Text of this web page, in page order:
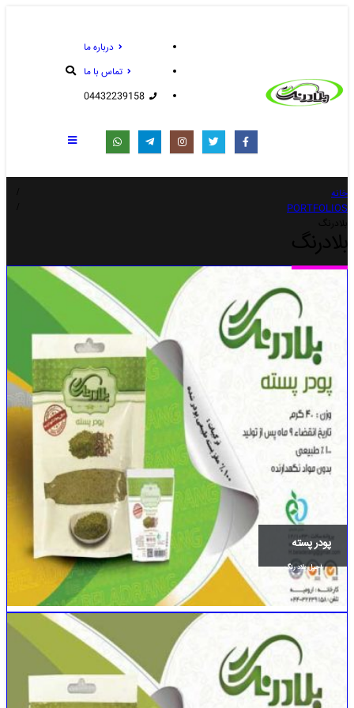
درباره ما
تماس با ما
04432239158
خانه
PORTFOLIOS
پودر پسته
آجیل بلاد رنگ